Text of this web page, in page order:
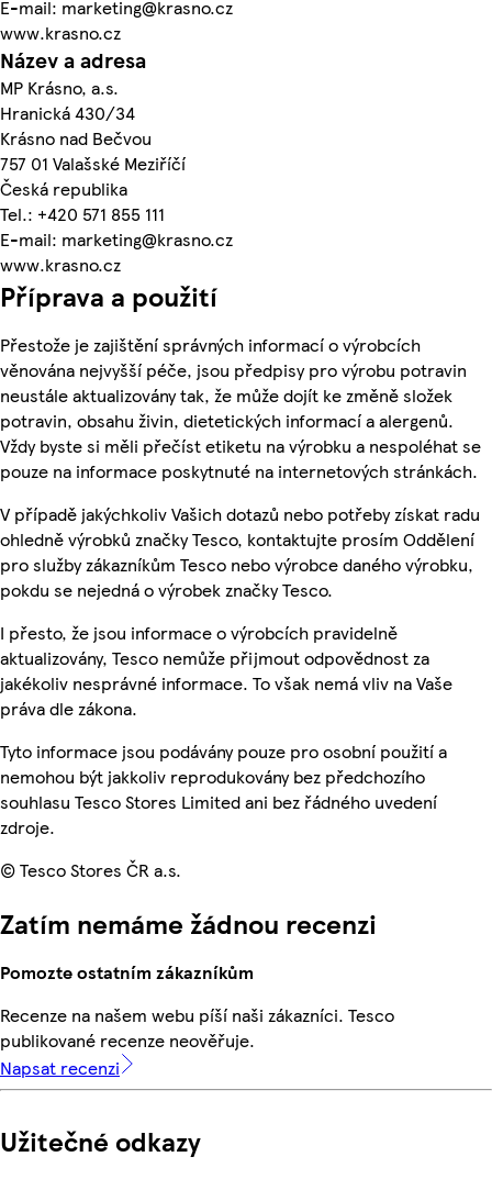
E-mail: marketing@krasno.cz
www.krasno.cz
Název a adresa
MP Krásno, a.s.
Hranická 430/34
Krásno nad Bečvou
757 01 Valašské Meziříčí
Česká republika
Tel.: +420 571 855 111
E-mail: marketing@krasno.cz
www.krasno.cz
Příprava a použití
Přestože je zajištění správných informací o výrobcích
věnována nejvyšší péče, jsou předpisy pro výrobu potravin
neustále aktualizovány tak, že může dojít ke změně složek
potravin, obsahu živin, dietetických informací a alergenů.
Vždy byste si měli přečíst etiketu na výrobku a nespoléhat se
pouze na informace poskytnuté na internetových stránkách.
V případě jakýchkoliv Vašich dotazů nebo potřeby získat radu
ohledně výrobků značky Tesco, kontaktujte prosím Oddělení
pro služby zákazníkům Tesco nebo výrobce daného výrobku,
pokdu se nejedná o výrobek značky Tesco.
I přesto, že jsou informace o výrobcích pravidelně
aktualizovány, Tesco nemůže přijmout odpovědnost za
jakékoliv nesprávné informace. To však nemá vliv na Vaše
práva dle zákona.
Tyto informace jsou podávány pouze pro osobní použití a
nemohou být jakkoliv reprodukovány bez předchozího
souhlasu Tesco Stores Limited ani bez řádného uvedení
zdroje.
© Tesco Stores ČR a.s.
Zatím nemáme žádnou recenzi
Pomozte ostatním zákazníkům
Recenze na našem webu píší naši zákazníci. Tesco
publikované recenze neověřuje.
Napsat recenzi
Užitečné odkazy